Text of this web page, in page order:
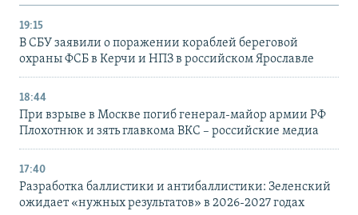
19:15
В СБУ заявили о поражении кораблей береговой
охраны ФСБ в Керчи и НПЗ в российском Ярославле
18:44
При взрыве в Москве погиб генерал-майор армии РФ
Плохотнюк и зять главкома ВКС – российские медиа
17:40
Разработка баллистики и антибаллистики: Зеленский
ожидает «нужных результатов» в 2026-2027 годах